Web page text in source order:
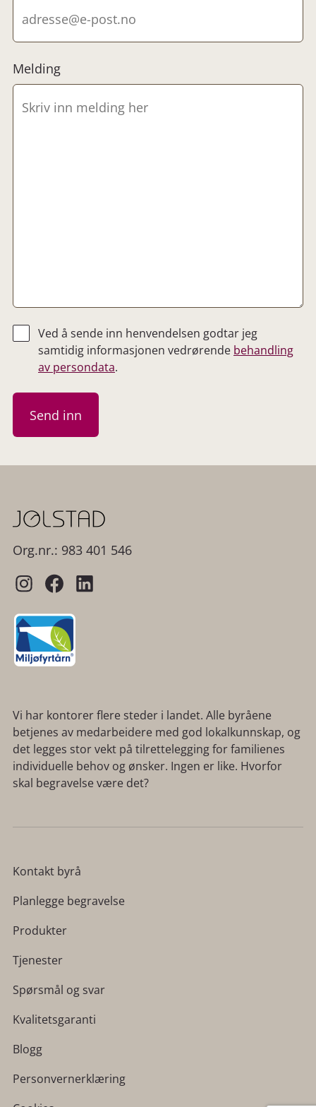
Melding
Ved å sende inn henvendelsen godtar jeg
samtidig informasjonen vedrørende behandling
av persondata.
Org.nr.: 983 401 546
Vi har kontorer flere steder i landet. Alle byråene
betjenes av medarbeidere med god lokalkunnskap, og
det legges stor vekt på tilrettelegging for familienes
individuelle behov og ønsker. Ingen er like. Hvorfor
skal begravelse være det?
Kontakt byrå
Planlegge begravelse
Produkter
Tjenester
Spørsmål og svar
Kvalitetsgaranti
Blogg
Personvernerklæring